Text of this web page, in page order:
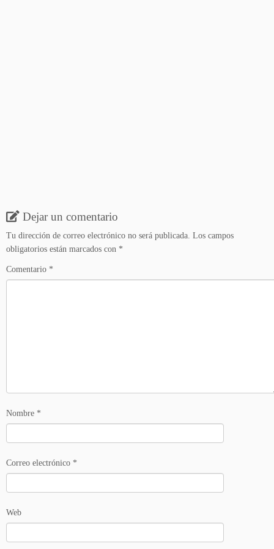
Dejar un comentario
Tu dirección de correo electrónico no será publicada. Los campos
obligatorios están marcados con *
Comentario *
Nombre *
Correo electrónico *
Web